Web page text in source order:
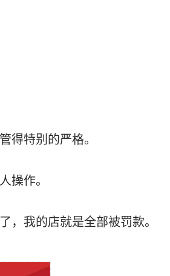
得特别的严格。
操作。
，我的店就是全部被罚款。